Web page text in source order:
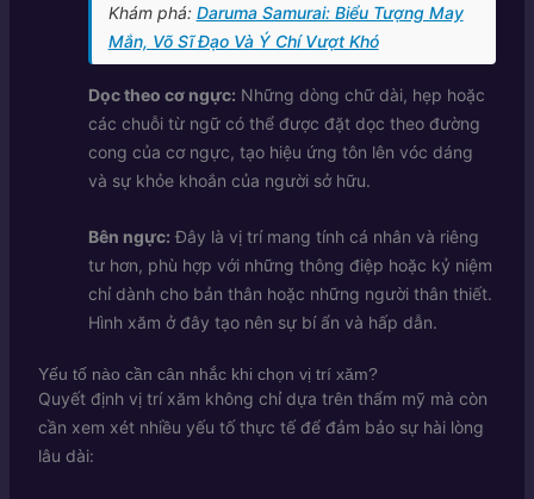
Khám phá: Daruma Samurai: Biểu Tượng May
Mắn, Võ Sĩ Đạo Và Ý Chí Vượt Khó
Dọc theo cơ ngực: Những dòng chữ dài, hẹp hoặc
các chuỗi từ ngữ có thể được đặt dọc theo đường
cong của cơ ngực, tạo hiệu ứng tôn lên vóc dáng
và sự khỏe khoắn của người sở hữu.
Bên ngực: Đây là vị trí mang tính cá nhân và riêng
tư hơn, phù hợp với những thông điệp hoặc kỷ niệm
chỉ dành cho bản thân hoặc những người thân thiết.
Hình xăm ở đây tạo nên sự bí ẩn và hấp dẫn.
Yếu tố nào cần cân nhắc khi chọn vị trí xăm?
Quyết định vị trí xăm không chỉ dựa trên thẩm mỹ mà còn
cần xem xét nhiều yếu tố thực tế để đảm bảo sự hài lòng
lâu dài: